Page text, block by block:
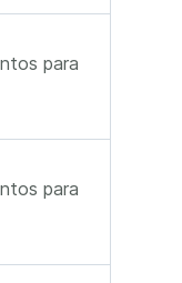
para
para